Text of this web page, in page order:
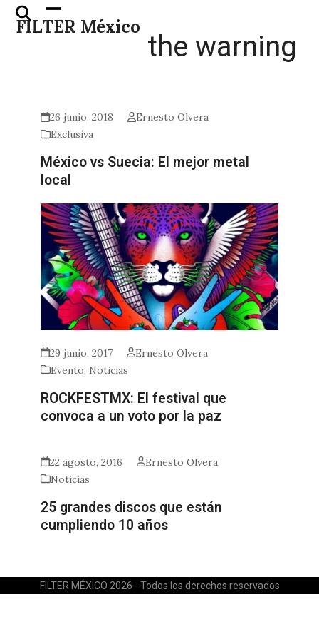
Skip
FILTER México
Open
mobile
Close
mobile
the warning
26 junio, 2018
Ernesto Olvera
Exclusiva
México vs Suecia: El mejor metal
local
29 junio, 2017
Ernesto Olvera
Evento, Noticias
ROCKFESTMX: El festival que
convoca a un voto por la paz
22 agosto, 2016
Ernesto Olvera
Noticias
25 grandes discos que están
cumpliendo 10 años
FILTER MÉXICO 2026 - Todos los derechos reservados